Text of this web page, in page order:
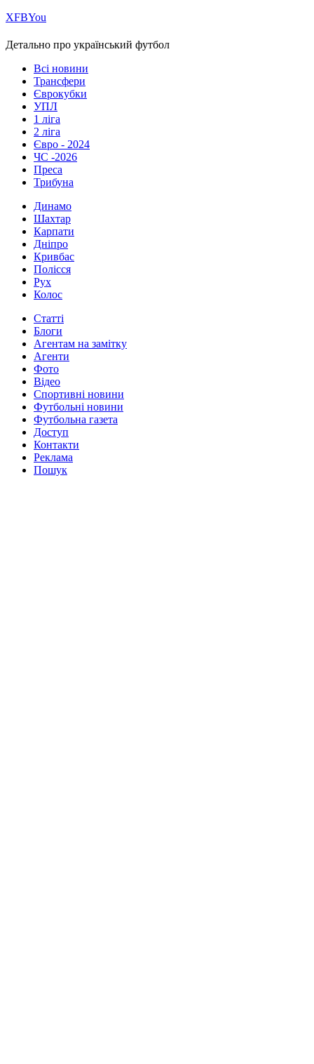
ХFBYou
Детально про український футбол
Всі новини
Трансфери
Єврокубки
УПЛ
1 ліга
2 ліга
Євро - 2024
ЧС -2026
Преса
Трибуна
Динамо
Шахтар
Карпати
Дніпро
Кривбас
Полісся
Рух
Колос
Статті
Блоги
Агентам на замітку
Агенти
Фото
Відео
Спортивні новини
Футбольні новини
Футбольна газета
Доступ
Контакти
Реклама
Пошук